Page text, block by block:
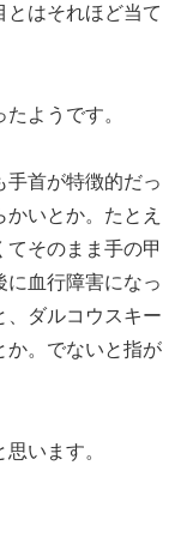
とはそれほど当て
ようです。
首が特徴的だっ
いとか。たとえ
そのまま手の甲
に血行障害になっ
、ダルコウスキー
か。でないと指が
います。